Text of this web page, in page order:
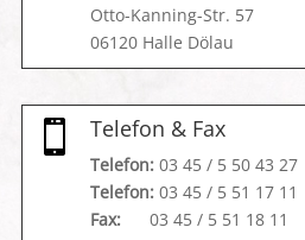
Otto-Kanning-Str. 57
06120 Halle Dölau
 Telefon & Fax
Telefon: 03 45 / 5 50 43 27
Telefon:03 45 / 5 51 17 11
Fax: 03 45 / 5 51 18 11